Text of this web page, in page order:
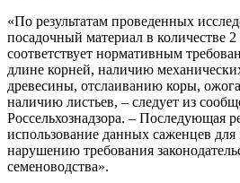
«По результатам проведенных
посадочный материал в количестве
соответствует нормативным
длине корней, наличию
древесины, отслаиванию коры,
наличию листьев, – следует из
Россельхознадзора. – Последующая
использование данных саженцев для
нарушению требования
семеноводства».